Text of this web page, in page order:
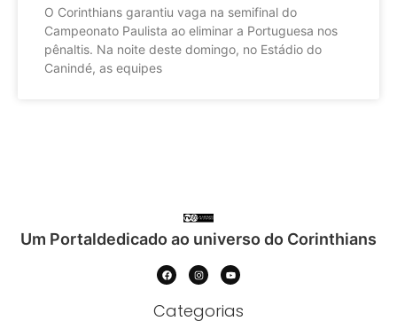
O Corinthians garantiu vaga na semifinal do
Campeonato Paulista ao eliminar a Portuguesa nos
pênaltis. Na noite deste domingo, no Estádio do
Canindé, as equipes
Um Portaldedicado ao universo do Corinthians
Categorias